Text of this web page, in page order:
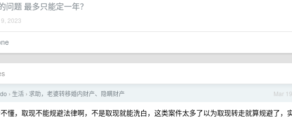
问题 最多只能定一年？
2023
Mar 19
› 生活 › 求助，老婆转移婚内财产、隐瞒财产
懂，取现不能规避法律啊，不是取现就能洗白，这类案件太多了以为取现转走就算规避了，